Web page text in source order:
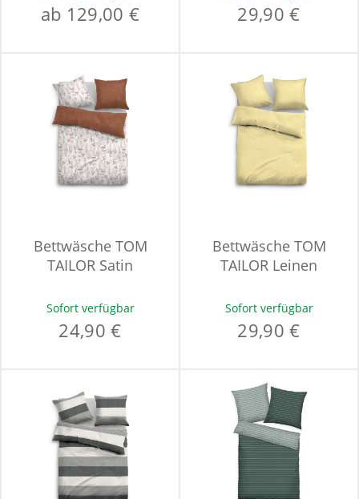
ab 129,00 € 29,90 €
Bettwäsche TOM
TAILOR Satin
Sofort verfügbar
24,90 €
Bettwäsche TOM
TAILOR Leinen
Sofort verfügbar
29,90 €